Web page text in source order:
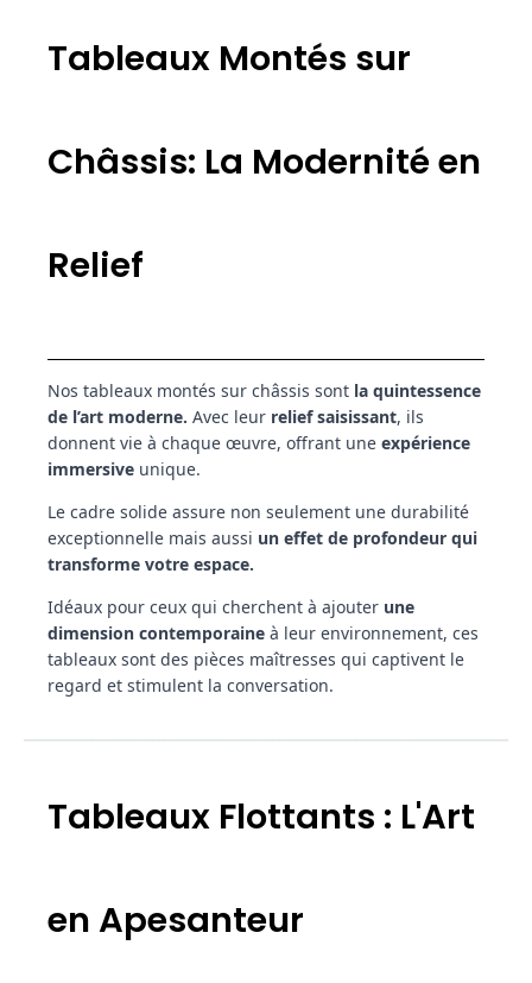
Tableaux Montés sur
Châssis: La Modernité en
Relief
Nos tableaux montés sur châssis sont la quintessence
de l’art moderne. Avec leur relief saisissant, ils
donnent vie à chaque œuvre, offrant une expérience
immersive unique.
Le cadre solide assure non seulement une durabilité
exceptionnelle mais aussi un effet de profondeur qui
transforme votre espace.
Idéaux pour ceux qui cherchent à ajouter une
dimension contemporaine à leur environnement, ces
tableaux sont des pièces maîtresses qui captivent le
regard et stimulent la conversation.
Tableaux Flottants : L'Art
en Apesanteur